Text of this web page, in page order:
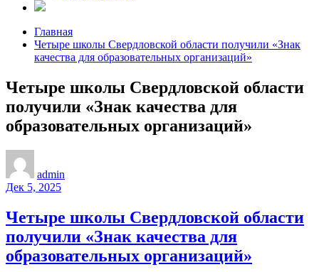
Главная
Четыре школы Свердловской области получили «Знак
качества для образовательных организаций»
Четыре школы Свердловской области
получили «Знак качества для
образовательных организаций»
admin
Дек 5, 2025
Четыре школы Свердловской области
получили «Знак качества для
образовательных организаций»